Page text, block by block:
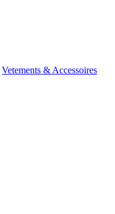
Vetements & Accessoires